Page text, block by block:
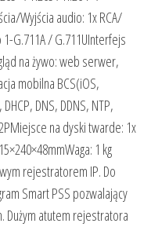
Wyjścia audio: 1x RCA/
1-G.711A / G.711UInterfejs
na żywo: web serwer,
mobilna BCS(iOS,
DNS, DDNS, NTP,
na dyski twarde: 1x
1 kg
rejestratorem IP. Do
Smart PSS pozwalający
Dużym atutem rejestratora